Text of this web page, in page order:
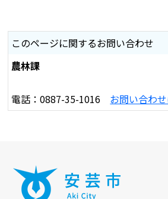
このページに関するお問い合わせ
農林課
電話：0887-35-1016 お問い合わ